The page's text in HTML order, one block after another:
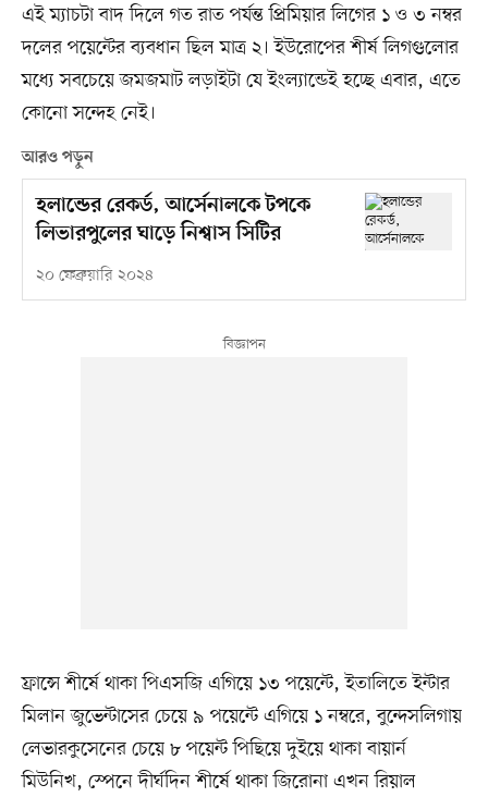
এই ম্যাচটা বাদ দিলে গত রাত পর্যন্ত প্রিমিয়ার লিগের ১ ও ৩ নম্বর
দলের পয়েন্টের ব্যবধান ছিল মাত্র ২। ইউরোপের শীর্ষ লিগগুলোর
মধ্যে সবচেয়ে জমজমাট লড়াইটা যে ইংল্যান্ডেই হচ্ছে এবার, এতে
কোনো সন্দেহ নেই।
আরও পড়ুন
হলান্ডের রেকর্ড, আর্সেনালকে টপকে
লিভারপুলের ঘাড়ে নিশ্বাস সিটির
২০ ফেব্রুয়ারি ২০২৪
ফ্রান্সে শীর্ষে থাকা পিএসজি এগিয়ে ১৩ পয়েন্টে, ইতালিতে ইন্টার
মিলান জুভেন্টাসের চেয়ে ৯ পয়েন্টে এগিয়ে ১ নম্বরে, বুন্দেসলিগায়
লেভারকুসেনের চেয়ে ৮ পয়েন্ট পিছিয়ে দুইয়ে থাকা বায়ার্ন
মিউনিখ, স্পেনে দীর্ঘদিন শীর্ষে থাকা জিরোনা এখন রিয়াল